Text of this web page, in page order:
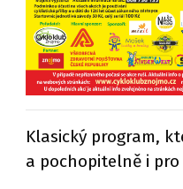
Klasický program,
a pochopitelně i pro